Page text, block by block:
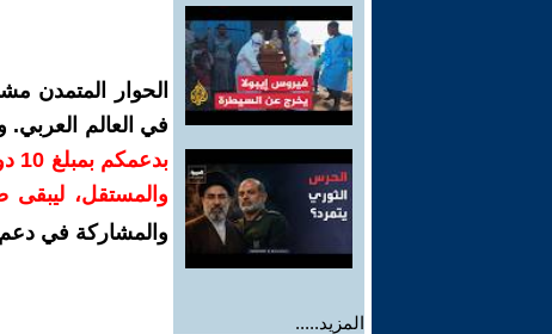
المزيد.....
الحوار المتمدن
في العالم
والمستقل، ليبقى
والمشاركة في